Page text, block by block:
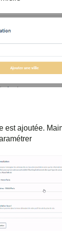
est ajoutée.